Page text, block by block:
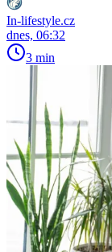
In-lifestyle.cz
dnes, 06:32
3 min